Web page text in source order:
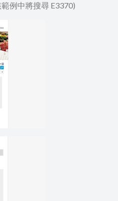
範例中將搜尋 E3370)